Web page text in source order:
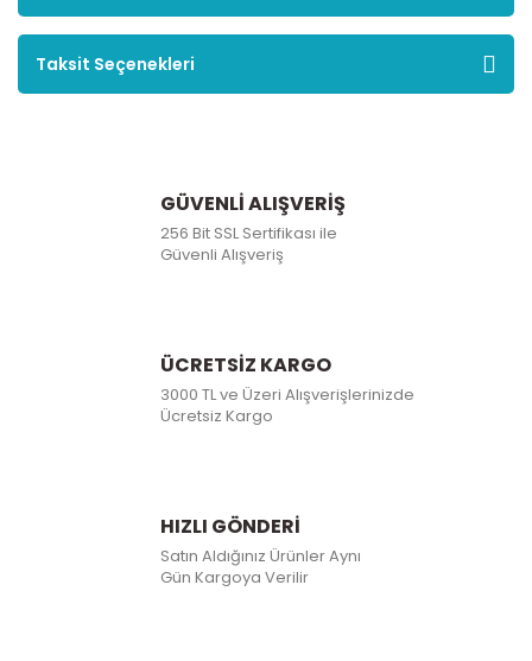
Taksit Seçenekleri
GÜVENLİ ALIŞVERİŞ
256 Bit SSL Sertifikası ile
Güvenli Alışveriş
ÜCRETSİZ KARGO
3000 TL ve Üzeri Alışverişlerinizde
Ücretsiz Kargo
HIZLI GÖNDERİ
Satın Aldığınız Ürünler Aynı
Gün Kargoya Verilir